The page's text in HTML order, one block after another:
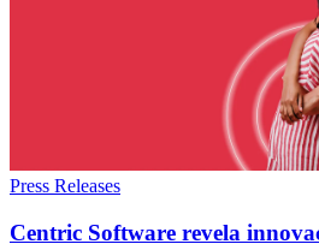
Press Releases
Centric Software revela